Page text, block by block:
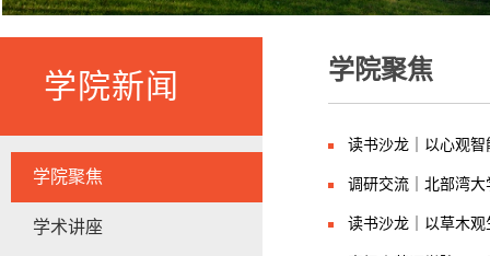
学院新闻
学院聚焦
学术讲座
学院聚焦
读书沙龙｜以心观
调研交流｜北部湾
读书沙龙｜以草木